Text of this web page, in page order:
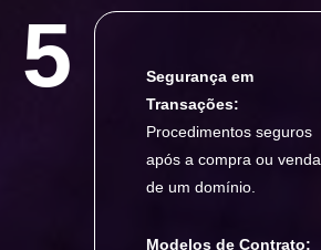
5
Segurança em
Transações:
Procedimentos seguros
após a compra ou venda
de um domínio.
Modelos de Contrato: